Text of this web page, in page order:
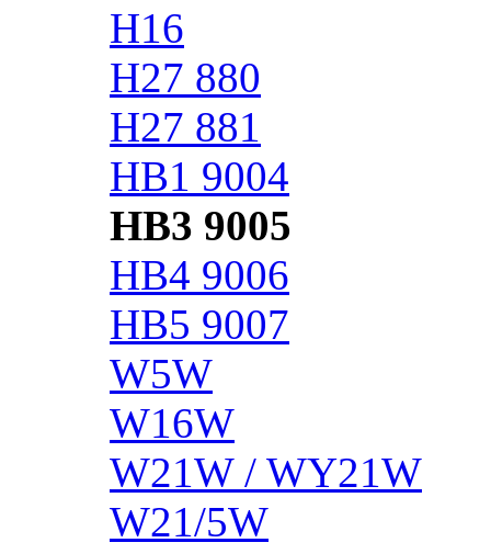
H16
H27 880
H27 881
HB1 9004
HB3 9005
HB4 9006
HB5 9007
W5W
W16W
W21W / WY21W
W21/5W